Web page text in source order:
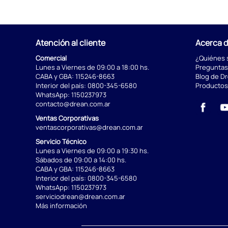
Atención al cliente
Comercial
Lunes a Viernes de 09:00 a 18:00 hs.
CABA y GBA: 115246-8663
Interior del país: 0800-345-6580
WhatsApp: 1150237973
contacto@drean.com.ar
Ventas Corporativas
ventascorporativas@drean.com.ar
Servicio Técnico
Lunes a Viernes de 09:00 a 19:30 hs.
Sábados de 09:00 a 14:00 hs.
CABA y GBA: 115246-8663
Interior del país: 0800-345-6580
WhatsApp: 1150237973
serviciodrean@drean.com.ar
Más información
Acerca
¿Quiénes
Blog de